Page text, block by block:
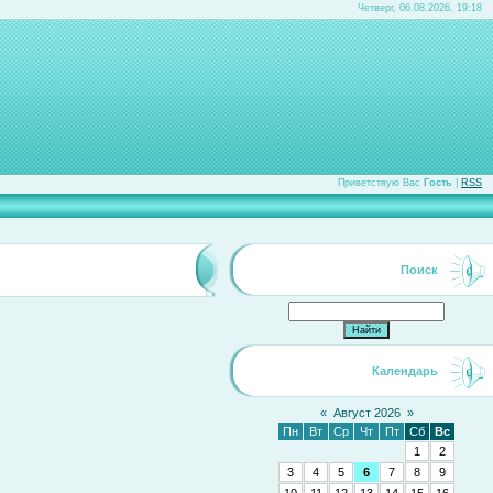
Четверг, 06.08.2026, 19:18
Приветствую Вас Гость RSS
Поиск
Календарь
« Август 2026 »
Пн
Вт Ср Чт Пт Сб
Вс
1
2
3
4 5 6 7 8
9